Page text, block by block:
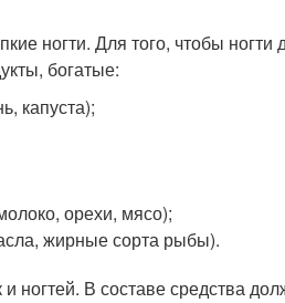
ногти. Для того, чтобы
богатые:
капуста);
орехи, мясо);
жирные сорта рыбы).
ногтей. В составе средства